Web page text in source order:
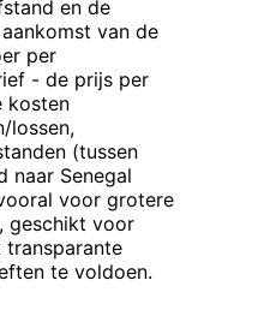
en de
van de
per
- de prijs per
kosten
lossen,
(tussen
naar Senegal
voor grotere
geschikt voor
te voldoen.